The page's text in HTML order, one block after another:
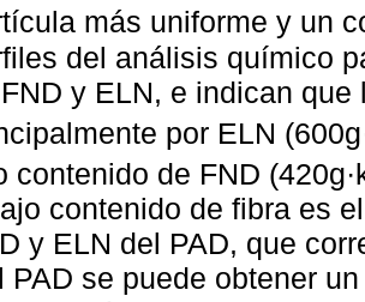
más uniforme y un
del análisis químico
y ELN, e indican
por ELN
contenido de FND
contenido de fibra es el
y ELN del PAD, que
PAD se puede obtener